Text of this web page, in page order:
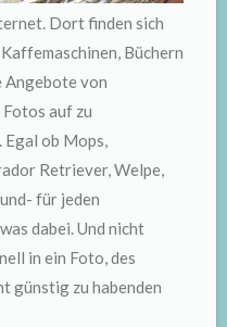
Dort finden sich
Büchern
Angebote von
auf zu
Egal ob Mops,
Retriever, Welpe,
für jeden
dabei. Und nicht
in ein Foto, des
günstig zu habenden